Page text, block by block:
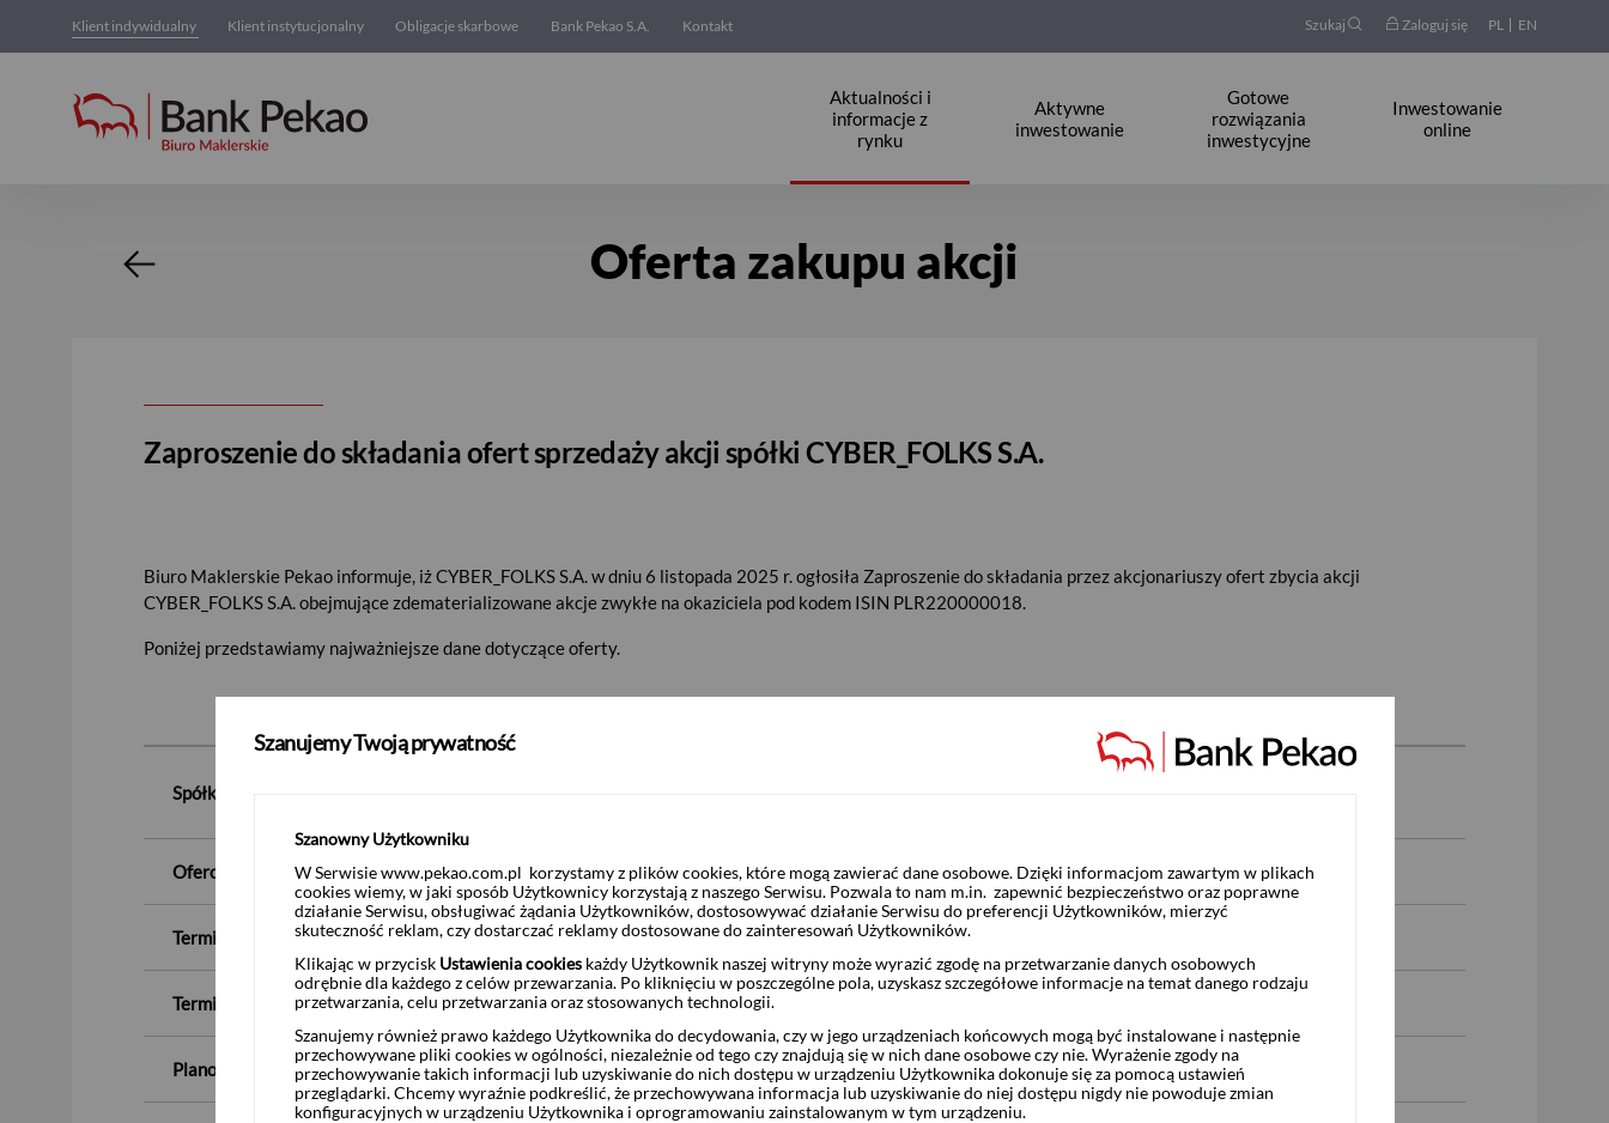
Klient indywidualny Klient instytucjonalny Obligacje skarbowe Bank Pekao S.A. Kontakt Szukaj Zaloguj się PL EN
Aktualności i
informacje z
rynku
Aktywne
inwestowanie
Gotowe
rozwiązania
inwestycyjne
Inwestowanie
online
Oferta zakupu akcji Oferta zakupu akcji
Zaproszenie do składania ofert sprzedaży akcji spółki CYBER_FOLKS S.A.
Biuro Maklerskie Pekao informuje, iż CYBER_FOLKS S.A. w dniu 6 listopada 2025 r. ogłosiła Zaproszenie do składania przez akcjonariuszy ofert zbycia akcji
CYBER_FOLKS S.A. obejmujące zdematerializowane akcje zwykłe na okaziciela pod kodem ISIN PLR220000018.
Poniżej przedstawiamy najważniejsze dane dotyczące oferty.
Spółka, kod ISIN:
Oferowana cena zakupu akcji: 200,00 zł
Termin rozpoczęcia przyjmowania ofert sprzedaży: 10 listopada 2025 r.
Termin zakończenia przyjmowania ofert sprzedaży:
Planowany termin rozliczenia nabycia akcji w ramach Oferty: 27 listopada 2025 r.
Szanujemy Twoją prywatność
Szanowny Użytkowniku
W Serwisie www.pekao.com.pl korzystamy z plików cookies, które mogą zawierać dane osobowe. Dzięki informacjom zawartym w plikach
cookies wiemy, w jaki sposób Użytkownicy korzystają z naszego Serwisu. Pozwala to nam m.in. zapewnić bezpieczeństwo oraz poprawne
działanie Serwisu, obsługiwać żądania Użytkowników, dostosowywać działanie Serwisu do preferencji Użytkowników, mierzyć
skuteczność reklam, czy dostarczać reklamy dostosowane do zainteresowań Użytkowników.
Klikając w przycisk Ustawienia cookies każdy Użytkownik naszej witryny może wyrazić zgodę na przetwarzanie danych osobowych
odrębnie dla każdego z celów przewarzania. Po kliknięciu w poszczególne pola, uzyskasz szczegółowe informacje na temat danego rodzaju
przetwarzania, celu przetwarzania oraz stosowanych technologii.
Szanujemy również prawo każdego Użytkownika do decydowania, czy w jego urządzeniach końcowych mogą być instalowane i następnie
przechowywane pliki cookies w ogólności, niezależnie od tego czy znajdują się w nich dane osobowe czy nie. Wyrażenie zgody na
przechowywanie takich informacji lub uzyskiwanie do nich dostępu w urządzeniu Użytkownika dokonuje się za pomocą ustawień
przeglądarki. Chcemy wyraźnie podkreślić, że przechowywana informacja lub uzyskiwanie do niej dostępu nigdy nie powoduje zmian
konfiguracyjnych w urządzeniu Użytkownika i oprogramowaniu zainstalowanym w tym urządzeniu.